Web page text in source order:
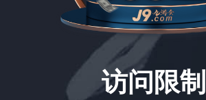
访问限制